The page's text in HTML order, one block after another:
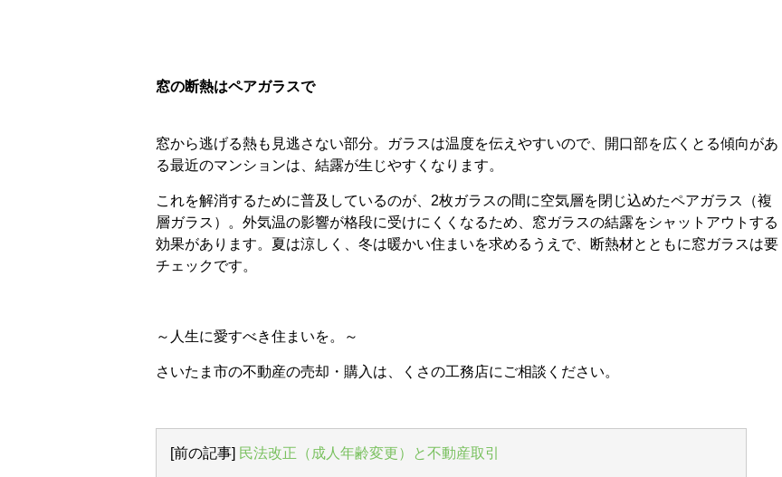
窓の断熱はペアガラスで
窓から逃げる熱も見逃さない部分。ガラスは温度を伝えやすいので、開口部を広くとる傾向があ
る最近のマンションは、結露が生じやすくなります。
これを解消するために普及しているのが、2枚ガラスの間に空気層を閉じ込めたペアガラス（複
層ガラス）。外気温の影響が格段に受けにくくなるため、窓ガラスの結露をシャットアウトする
効果があります。夏は涼しく、冬は暖かい住まいを求めるうえで、断熱材とともに窓ガラスは要
チェックです。
～人生に愛すべき住まいを。～
さいたま市の不動産の売却・購入は、くさの工務店にご相談ください。
[前の記事] 民法改正（成人年齢変更）と不動産取引